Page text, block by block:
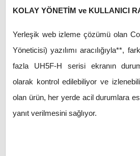
KOLAY YÖNETİM ve KULLANICI
Yerleşik web izleme çözümü olan
Yöneticisi) yazılımı aracılığıyla**,
fazla UH5F-H serisi ekranın
olarak kontrol edilebiliyor ve
olan ürün, her yerde acil durumlara
yanıt verilmesini sağlıyor.